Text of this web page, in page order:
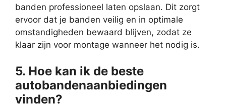
banden professioneel laten opslaan. Dit zorgt
ervoor dat je banden veilig en in optimale
omstandigheden bewaard blijven, zodat ze
klaar zijn voor montage wanneer het nodig is.
5. Hoe kan ik de beste
autobandenaanbiedingen
vinden?